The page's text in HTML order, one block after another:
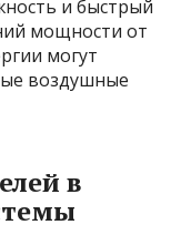
и быстрый
мощности от
могут
воздушные
в